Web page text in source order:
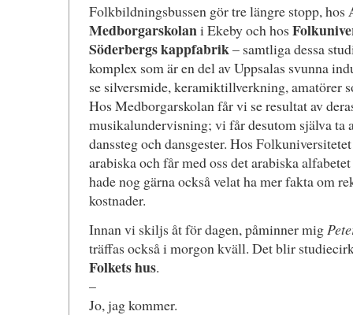
Folkbildningsbussen gör tre längre stopp, hos
Medborgarskolani Ekeby och hos
Söderbergs kappfabrik– samtliga dessa
komplex som är en del av Uppsalas svunna
se silversmide, keramiktillverkning, amatörer
Hos Medborgarskolan får vi se resultat av
musikalundervisning; vi får desutom själva ta
danssteg och dansgester. Hos
arabiska och får med oss det arabiska
hade nog gärna också velat ha mer fakta om
kostnader.
Innan vi skiljs åt för dagen, påminner mig
träffas också i morgon kväll. Det blir
Folkets hus.
–
Jo, jag kommer.